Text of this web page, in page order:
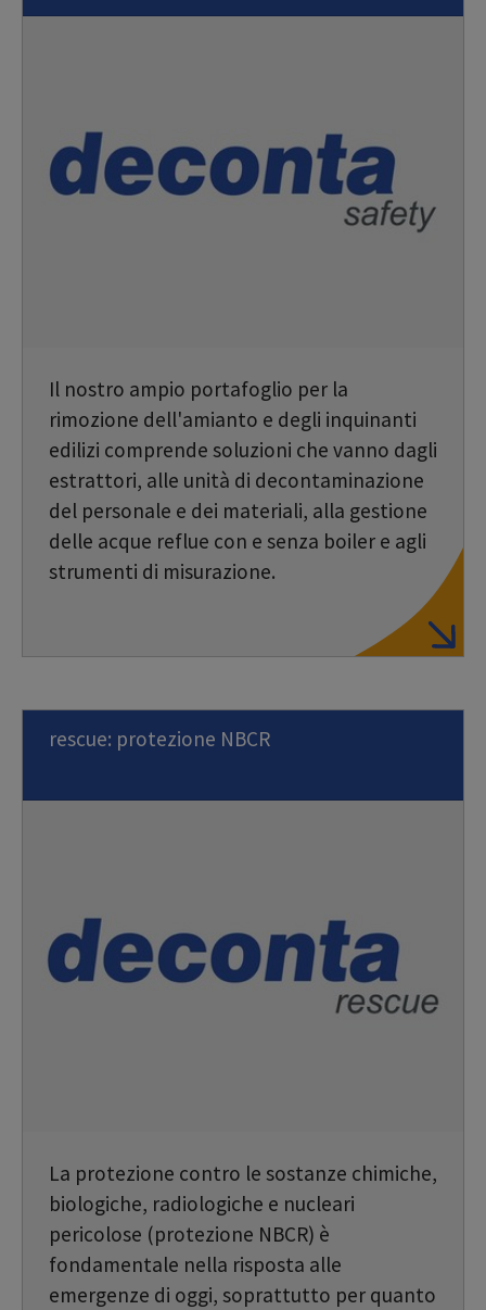
Il nostro ampio portafoglio per la
rimozione dell'amianto e degli inquinanti
edilizi comprende soluzioni che vanno dagli
estrattori, alle unità di decontaminazione
del personale e dei materiali, alla gestione
delle acque reflue con e senza boiler e agli
strumenti di misurazione.
rescue: protezione NBCR
La protezione contro le sostanze chimiche,
biologiche, radiologiche e nucleari
pericolose (protezione NBCR) è
fondamentale nella risposta alle
emergenze di oggi, soprattutto per quanto